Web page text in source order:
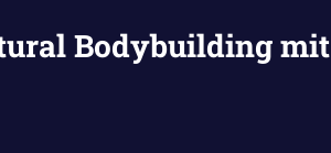
Bodybuilding mit